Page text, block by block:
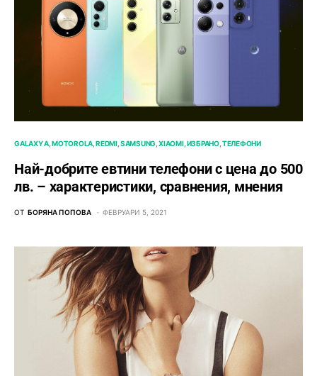
GALAXY A MOTOROLA REDMI SAMSUNG XIAOMI ИЗБРАНО ТЕЛЕФОНИ
Най-добрите евтини телефони с ценa до 500
лв. – характeристики, сравнения, мнения
ОТ БОРЯНА ПОПОВА ФЕВРУАРИ 5, 2021